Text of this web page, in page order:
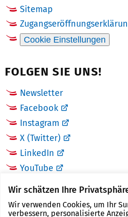
Wir schätzen Ihre
Wir verwenden Cookies, um Ihr
verbessern, personalisierte
Sitemap
Cookie Einstellungen
FOLGEN SIE UNS!
Newsletter
Facebook
Instagram
X (Twitter)
LinkedIn
YouTube
LINKS